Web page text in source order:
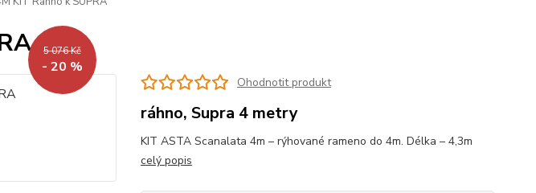
5 076 Kč
- 20 %
Ohodnotit produkt
ráhno, Supra 4 metry
KIT ASTA Scanalata 4m – rýhované rameno do 4m. Délka – 4,3m
celý popis